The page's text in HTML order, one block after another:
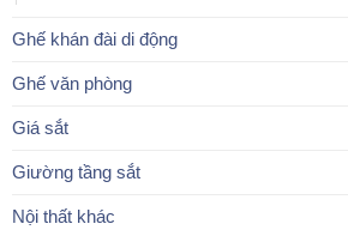
Ghế khán đài di động
Ghế văn phòng
Giá sắt
Giường tầng sắt
Nội thất khác